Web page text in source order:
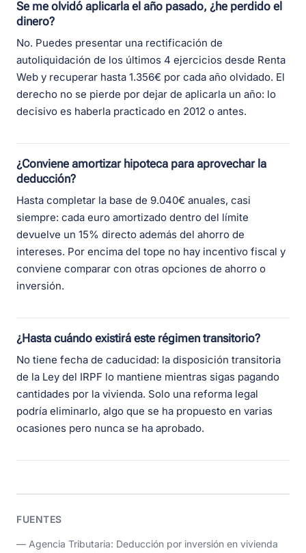
Se me olvidó aplicarla el año pasado, ¿he perdido el
dinero?
No. Puedes presentar una rectificación de
autoliquidación de los últimos 4 ejercicios desde Renta
Web y recuperar hasta 1.356€ por cada año olvidado. El
derecho no se pierde por dejar de aplicarla un año: lo
decisivo es haberla practicado en 2012 o antes.
¿Conviene amortizar hipoteca para aprovechar la
deducción?
Hasta completar la base de 9.040€ anuales, casi
siempre: cada euro amortizado dentro del límite
devuelve un 15% directo además del ahorro de
intereses. Por encima del tope no hay incentivo fiscal y
conviene comparar con otras opciones de ahorro o
inversión.
¿Hasta cuándo existirá este régimen transitorio?
No tiene fecha de caducidad: la disposición transitoria
de la Ley del IRPF lo mantiene mientras sigas pagando
cantidades por la vivienda. Solo una reforma legal
podría eliminarlo, algo que se ha propuesto en varias
ocasiones pero nunca se ha aprobado.
FUENTES
— Agencia Tributaria: Deducción por inversión en vivienda